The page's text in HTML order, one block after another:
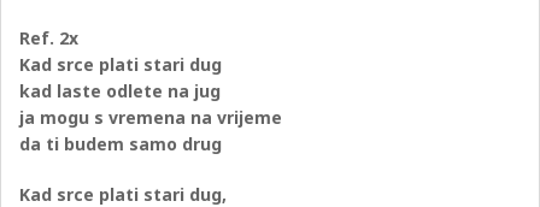
Ref. 2x
Kad srce plati stari dug
kad laste odlete na jug
ja mogu s vremena na vrijeme
da ti budem samo drug
Kad srce plati stari dug,